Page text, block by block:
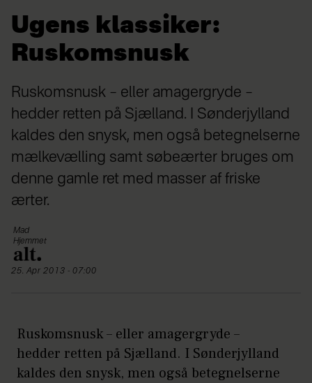
Ugens klassiker:
Ruskomsnusk
Ruskomsnusk – eller amagergryde –
hedder retten på Sjælland. I Sønderjylland
kaldes den snysk, men også betegnelserne
mælkevælling samt søbeærter bruges om
denne gamle ret med masser af friske
ærter.
Mad
Hjemmet
25. Apr 2013 - 07:00
Ruskomsnusk – eller amagergryde –
hedder retten på Sjælland. I Sønderjylland
kaldes den snysk, men også betegnelserne